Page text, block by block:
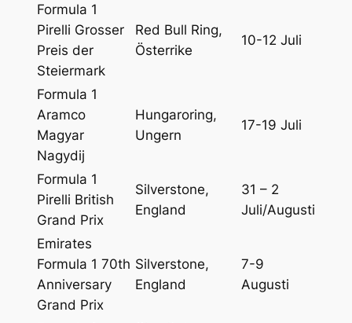
Formula 1
Pirelli Grosser
Preis der
Steiermark
Red Bull Ring,
Österrike
10-12 Juli
Formula 1
Aramco
Magyar
Nagydij
Hungaroring,
Ungern
17-19 Juli
Formula 1
Pirelli British
Grand Prix
Silverstone,
England
31 – 2
Juli/Augusti
Emirates
Formula 1 70th
Anniversary
Grand Prix
Silverstone,
England
7-9
Augusti